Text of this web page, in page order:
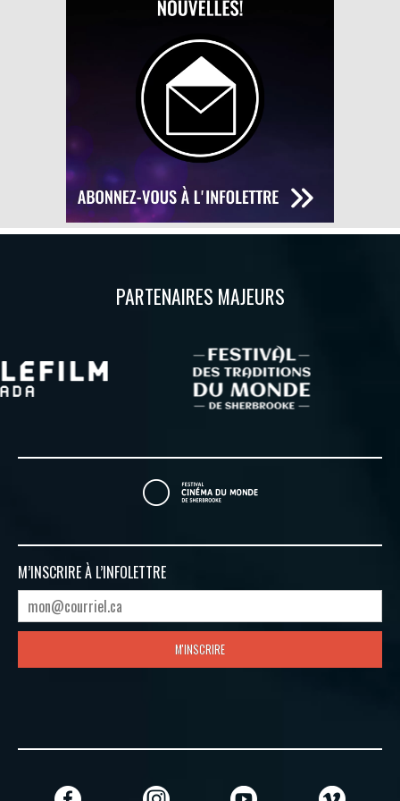
PARTENAIRES MAJEURS
M’INSCRIRE À L’INFOLETTRE
M'INSCRIRE